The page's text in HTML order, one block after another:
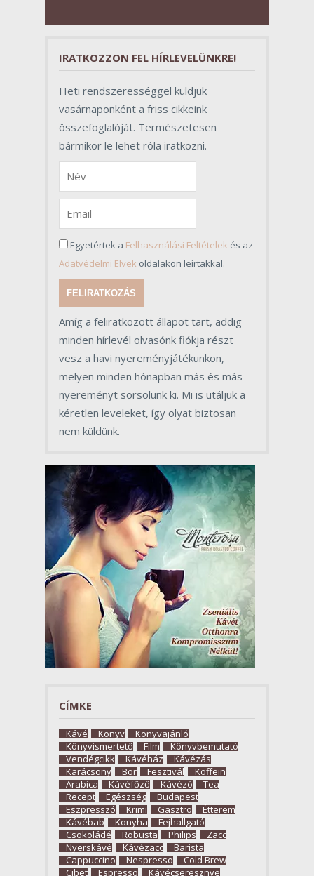
szerepet töltenek be az egész
IRATKOZZON FEL HÍRLEVELÜNKRE!
Heti rendszerességgel küldjük
vasárnaponként a friss cikkeink
összefoglalóját. Természetesen
bármikor le lehet róla iratkozni.
Egyetértek a Felhasználási Feltételek és az
Adatvédelmi Elvek oldalakon leírtakkal.
FELIRATKOZÁS
Amíg a feliratkozott állapot tart, addig
minden hírlevél olvasónk fiókja részt
vesz a havi nyereményjátékunkon,
melyen minden hónapban más és más
nyereményt sorsolunk ki. Mi is utáljuk a
kéretlen leveleket, így olyat biztosan
nem küldünk.
CÍMKE
Kávé Könyv
Könyvajánló
Könyvismertető
Film
Könyvbemutató
Vendégcikk
Kávéház
Kávézás
Karácsony
Bor Fesztivál
Koffein
Arabica
Kávéfőző Kávézó
Tea
Recept
Egészség
Budapest
Eszpresszó
Krimi Gasztro
Étterem
Kávébab
Konyha
Fejhallgató
Csokoládé
Robusta Philips
Zacc
Nyerskávé
Kávézacc
Barista
Cappuccino
Nespresso
Cold Brew
Cibet
Espresso Kávécseresznye